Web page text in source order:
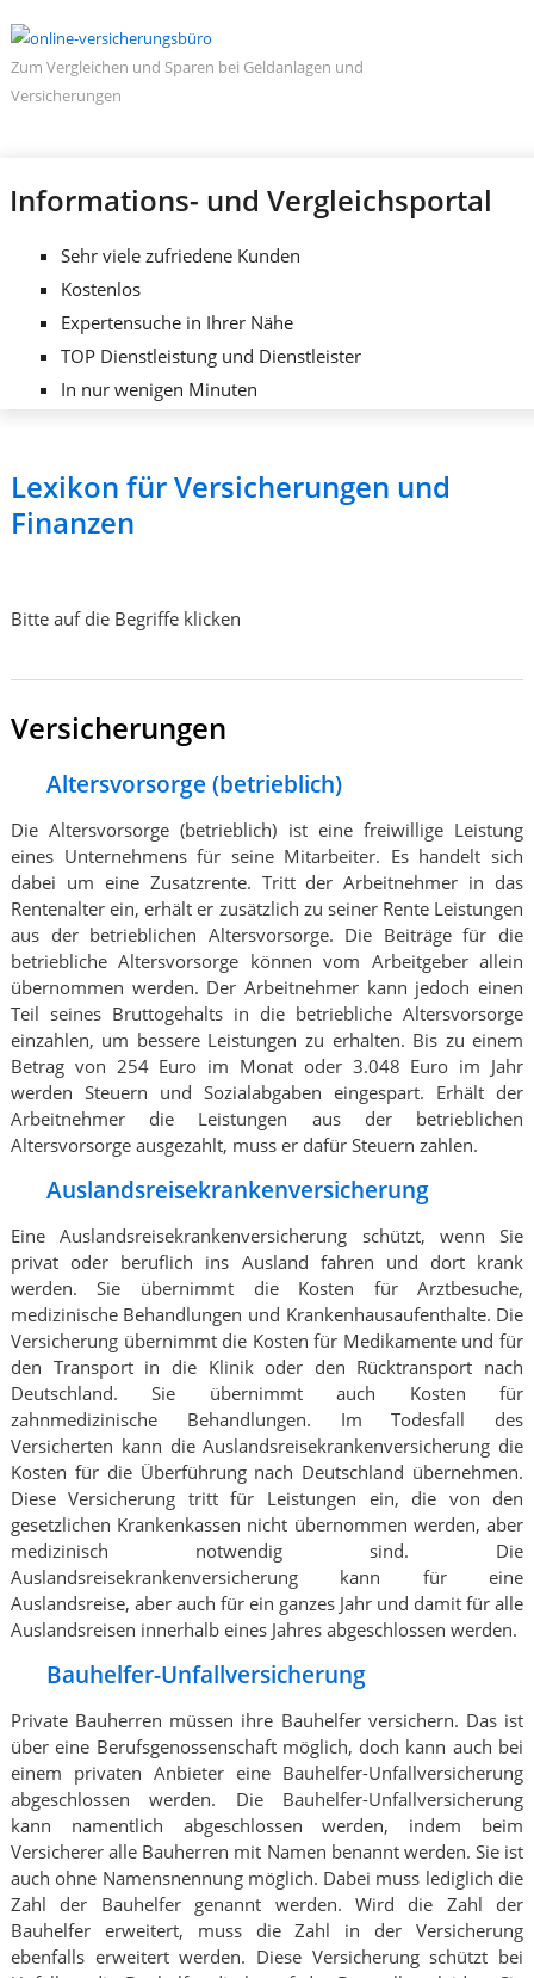
Zum Vergleichen und Sparen bei Geldanlagen und
Versicherungen
Informations- und Vergleichsportal
Sehr viele zufriedene Kunden
Kostenlos
Expertensuche in Ihrer Nähe
TOP Dienstleistung und Dienstleister
In nur wenigen Minuten
Lexikon für Versicherungen und
Finanzen
Bitte auf die Begriffe klicken
Versicherungen
Altersvorsorge (betrieblich)
Die Altersvorsorge (betrieblich) ist eine freiwillige Leistung
eines Unternehmens für seine Mitarbeiter. Es handelt sich
dabei um eine Zusatzrente. Tritt der Arbeitnehmer in das
Rentenalter ein, erhält er zusätzlich zu seiner Rente Leistungen
aus der betrieblichen Altersvorsorge. Die Beiträge für die
betriebliche Altersvorsorge können vom Arbeitgeber allein
übernommen werden. Der Arbeitnehmer kann jedoch einen
Teil seines Bruttogehalts in die betriebliche Altersvorsorge
einzahlen, um bessere Leistungen zu erhalten. Bis zu einem
Betrag von 254 Euro im Monat oder 3.048 Euro im Jahr
werden Steuern und Sozialabgaben eingespart. Erhält der
Arbeitnehmer die Leistungen aus der betrieblichen
Altersvorsorge ausgezahlt, muss er dafür Steuern zahlen.
Auslandsreisekrankenversicherung
Eine Auslandsreisekrankenversicherung schützt, wenn Sie
privat oder beruflich ins Ausland fahren und dort krank
werden. Sie übernimmt die Kosten für Arztbesuche,
medizinische Behandlungen und Krankenhausaufenthalte. Die
Versicherung übernimmt die Kosten für Medikamente und für
den Transport in die Klinik oder den Rücktransport nach
Deutschland. Sie übernimmt auch Kosten für
zahnmedizinische Behandlungen. Im Todesfall des
Versicherten kann die Auslandsreisekrankenversicherung die
Kosten für die Überführung nach Deutschland übernehmen.
Diese Versicherung tritt für Leistungen ein, die von den
gesetzlichen Krankenkassen nicht übernommen werden, aber
medizinisch notwendig sind. Die
Auslandsreisekrankenversicherung kann für eine
Auslandsreise, aber auch für ein ganzes Jahr und damit für alle
Auslandsreisen innerhalb eines Jahres abgeschlossen werden.
Bauhelfer-Unfallversicherung
Private Bauherren müssen ihre Bauhelfer versichern. Das ist
über eine Berufsgenossenschaft möglich, doch kann auch bei
einem privaten Anbieter eine Bauhelfer-Unfallversicherung
abgeschlossen werden. Die Bauhelfer-Unfallversicherung
kann namentlich abgeschlossen werden, indem beim
Versicherer alle Bauherren mit Namen benannt werden. Sie ist
auch ohne Namensnennung möglich. Dabei muss lediglich die
Zahl der Bauhelfer genannt werden. Wird die Zahl der
Bauhelfer erweitert, muss die Zahl in der Versicherung
ebenfalls erweitert werden. Diese Versicherung schützt bei